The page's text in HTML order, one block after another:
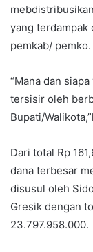
yang terdampak
pemkab/ pemko.
“Mana dan
tersisir oleh
Bupati/
Dari total Rp
dana terbesar
disusul oleh
Gresik dengan
23.797.958.000.